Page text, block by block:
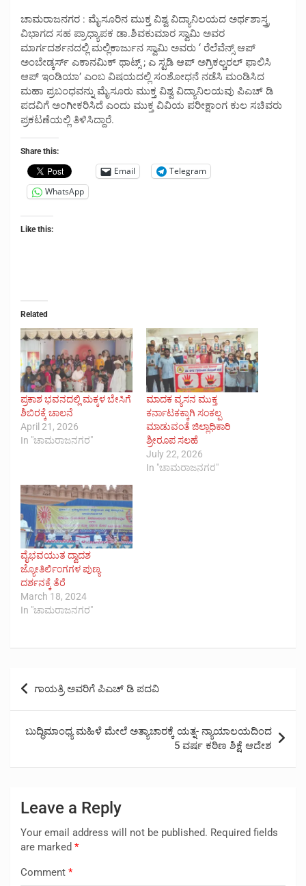
ಚಾಮರಾಜನಗರ : ಮೈಸೂರಿನ ಮುಕ್ತ ವಿಶ್ವ ವಿದ್ಯಾನಿಲಯದ ಅರ್ಥಶಾಸ್ತ್ರ
ವಿಭಾಗದ ಸಹ ಪ್ರಾಧ್ಯಾಪಕ ಡಾ.ಶಿವಕುಮಾರ ಸ್ವಾಮಿ ಅವರ
ಮಾರ್ಗದರ್ಶನದಲ್ಲಿ ಮಲ್ಲಿಕಾರ್ಜುನ ಸ್ವಾಮಿ ಅವರು ‘ ರೆಲೆವೆನ್ಸ್ ಆಪ್
ಅಂಬೇಡ್ಕರ್ಸ್ ಎಕಾನಮಿಕ್ ಥಾಟ್ಸ್ ; ಎ ಸ್ಟಡಿ ಆಪ್ ಅಗ್ರಿಕಲ್ಚರಲ್ ಫಾಲಿಸಿ
ಆಪ್ ಇಂಡಿಯಾ’ ಎಂಬ ವಿಷಯದಲ್ಲಿ ಸಂಶೋಧನೆ ನಡೆಸಿ ಮಂಡಿಸಿದ
ಮಹಾ ಪ್ರಬಂಧವನ್ನು ಮೈಸೂರು ಮುಕ್ತ ವಿಶ್ವ ವಿದ್ಯಾನಿಲಯವು ಪಿಎಚ್ ಡಿ
ಪದವಿಗೆ ಅಂಗೀಕರಿಸಿದೆ ಎಂದು ಮುಕ್ತ ವಿವಿಯ ಪರೀಕ್ಷಾಂಗ ಕುಲ ಸಚಿವರು
ಪ್ರಕಟಣೆಯಲ್ಲಿ ತಿಳಿಸಿದ್ದಾರೆ.
Share this:
Email
Telegram
WhatsApp
Like this:
Related
ಪ್ರಕಾಶ ಭವನದಲ್ಲಿ ಮಕ್ಕಳ ಬೇಸಿಗೆ
ಶಿಬಿರಕ್ಕೆ ಚಾಲನೆ
April 21, 2026
In "ಚಾಮರಾಜನಗರ"
ಮಾದಕ ವ್ಯಸನ ಮುಕ್ತ
ಕರ್ನಾಟಕಕ್ಕಾಗಿ ಸಂಕಲ್ಪ
ಮಾಡುವಂತೆ ಜಿಲ್ಲಾಧಿಕಾರಿ
ಶ್ರೀರೂಪ ಸಲಹೆ
July 22, 2026
In "ಚಾಮರಾಜನಗರ"
ವೈಭವಯುತ ದ್ವಾದಶ
ಜ್ಯೋತಿರ್ಲಿಂಗಗಳ ಪುಣ್ಯ
ದರ್ಶನಕ್ಕೆ ತೆರೆ
March 18, 2024
In "ಚಾಮರಾಜನಗರ"
Post
navigation
ಗಾಯತ್ರಿ ಅವರಿಗೆ ಪಿಎಚ್ ಡಿ ಪದವಿ
ಬುದ್ಧಿಮಾಂಧ್ಯ ಮಹಿಳೆ ಮೇಲೆ ಅತ್ಯಾಚಾರಕ್ಕೆ ಯತ್ನ- ನ್ಯಾಯಾಲಯದಿಂದ
5 ವರ್ಷ ಕಠಿಣ ಶಿಕ್ಷೆ ಆದೇಶ
Leave a Reply
Your email address will not be published. Required fields
are marked *
Comment *